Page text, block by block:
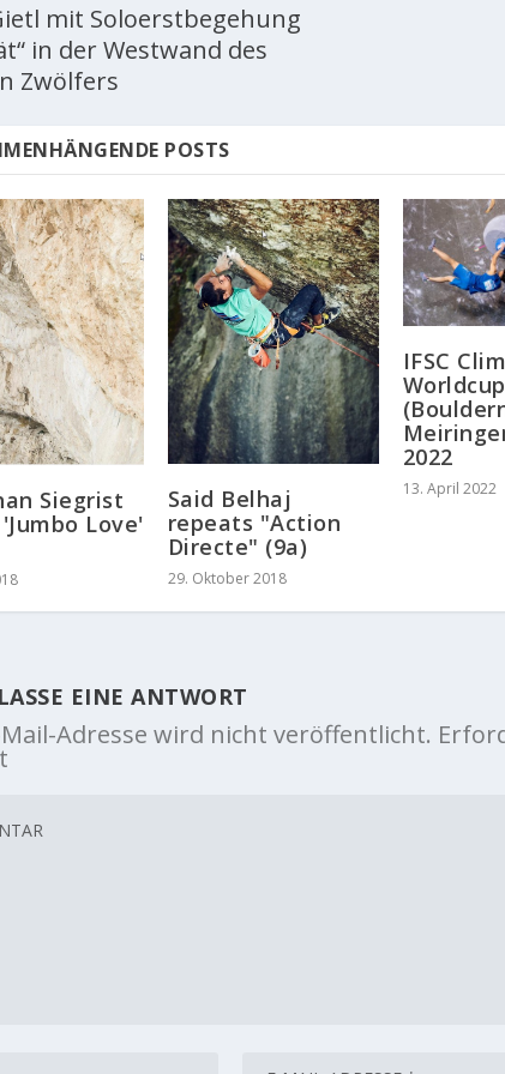
mit Soloerstbegehung
in der Westwand des
Zwölfers
POSTS
Siegrist
Love'
Said Belhaj
repeats "Action
Directe" (9a)
29. Oktober 2018
IFSC
Worldcup
2022
13. April 2022
EINE ANTWORT
Mail-Adresse wird nicht veröffentlicht.